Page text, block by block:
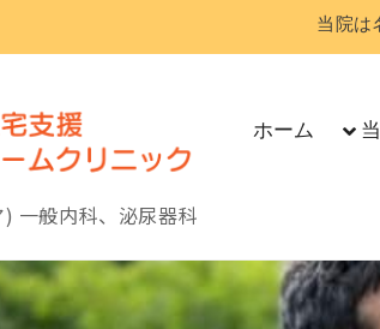
当院は
一般内科、泌尿器科
ホーム